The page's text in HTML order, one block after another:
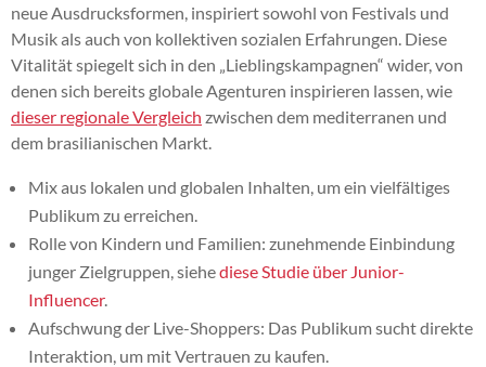
neue Ausdrucksformen, inspiriert sowohl von Festivals und
Musik als auch von kollektiven sozialen Erfahrungen. Diese
Vitalität spiegelt sich in den „Lieblingskampagnen“ wider, von
denen sich bereits globale Agenturen inspirieren lassen, wie
dieser regionale Vergleich zwischen dem mediterranen und
dem brasilianischen Markt.
Mix aus lokalen und globalen Inhalten, um ein vielfältiges
Publikum zu erreichen.
Rolle von Kindern und Familien: zunehmende Einbindung
junger Zielgruppen, siehediese Studie über Junior-
Influencer.
Aufschwung der Live-Shoppers: Das Publikum sucht direkte
Interaktion, um mit Vertrauen zu kaufen.